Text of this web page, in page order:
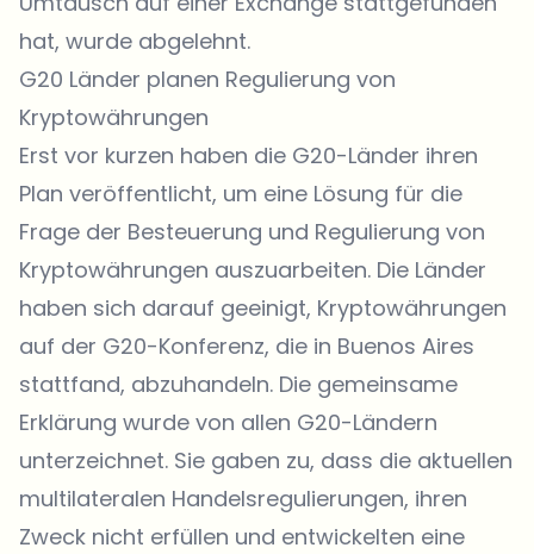
hat, wurde abgelehnt.
G20 Länder planen Regulierung von
Kryptowährungen
Erst vor kurzen haben die G20-Länder ihren
Plan veröffentlicht, um eine Lösung für die
Frage der Besteuerung und Regulierung von
Kryptowährungen auszuarbeiten. Die Länder
haben sich darauf geeinigt, Kryptowährungen
auf der G20-Konferenz, die in Buenos Aires
stattfand, abzuhandeln. Die gemeinsame
Erklärung wurde von allen G20-Ländern
unterzeichnet. Sie gaben zu, dass die aktuellen
multilateralen Handelsregulierungen, ihren
Zweck nicht erfüllen und entwickelten eine